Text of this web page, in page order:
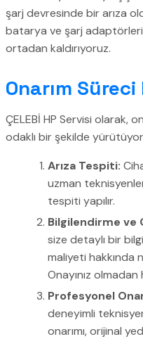
şarj devresinde bir arıza
batarya ve şarj
ortadan kaldırıyoruz.
Onarım
ÇELEBİ HP Servisi olarak,
odaklı bir şekilde
Arıza Tespiti:
uzman
tespiti yapılır.
Bilgilendirme ve
size detaylı bir
maliyeti hakkında
Onayınız
Profesyonel
deneyimli
onarımı, orijinal